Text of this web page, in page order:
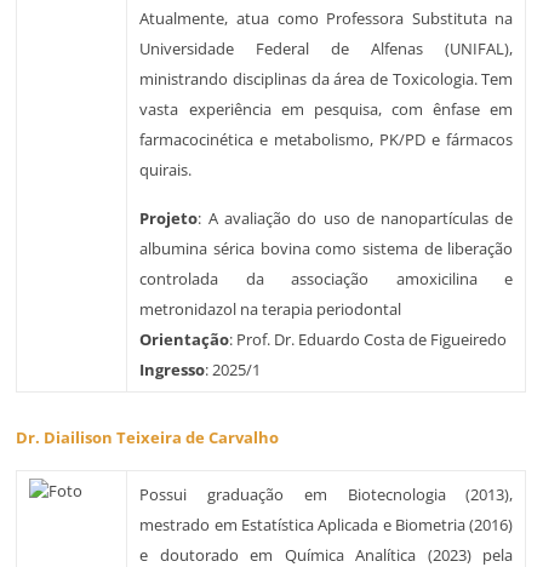
Atualmente, atua como Professora Substituta na
Universidade Federal de Alfenas (UNIFAL),
ministrando disciplinas da área de Toxicologia. Tem
vasta experiência em pesquisa, com ênfase em
farmacocinética e metabolismo, PK/PD e fármacos
quirais.
Projeto: A avaliação do uso de nanopartículas de
albumina sérica bovina como sistema de liberação
controlada da associação amoxicilina e
metronidazol na terapia periodontal
Orientação: Prof. Dr. Eduardo Costa de Figueiredo
Ingresso: 2025/1
Dr. Diailison Teixeira de Carvalho
Possui graduação em Biotecnologia (2013),
mestrado em Estatística Aplicada e Biometria (2016)
e doutorado em Química Analítica (2023) pela